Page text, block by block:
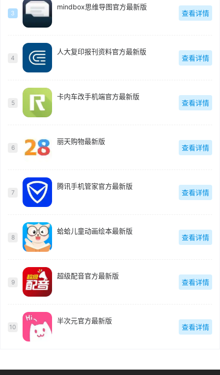
3
mindbox思维导图官方最新版
查看详情
4
人大复印报刊资料官方最新版
查看详情
5
卡内车改手机端官方最新版
查看详情
6
丽天购物最新版
查看详情
7
腾讯手机管家官方最新版
查看详情
8
蛤蛤儿童动画绘本最新版
查看详情
9
超级配音官方最新版
查看详情
10
半次元官方最新版
查看详情